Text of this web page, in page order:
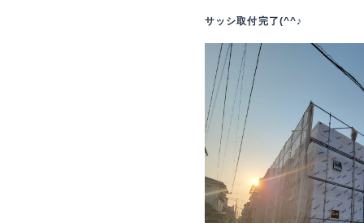
サッシ取付完了(^^♪